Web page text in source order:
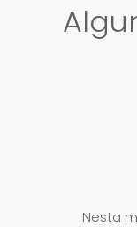
Nesta